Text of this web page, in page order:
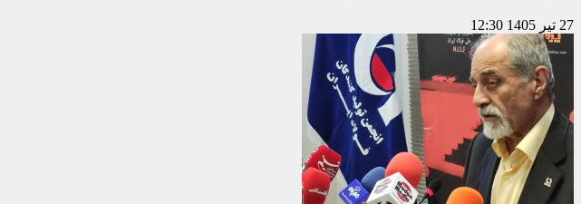
27 تیر 1405 12:30